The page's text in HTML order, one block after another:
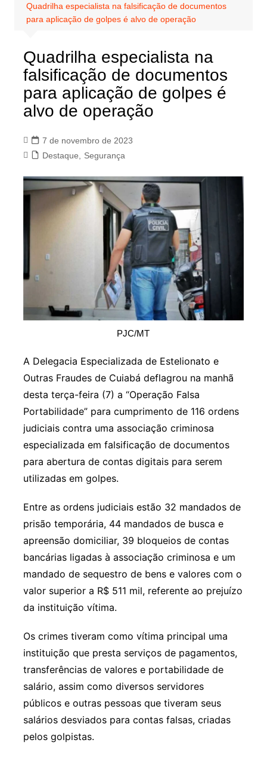
Quadrilha especialista na falsificação de documentos
para aplicação de golpes é alvo de operação
Quadrilha especialista na
falsificação de documentos
para aplicação de golpes é
alvo de operação
7 de novembro de 2023
Destaque
Segurança
PJC/MT
A Delegacia Especializada de Estelionato e
Outras Fraudes de Cuiabá deflagrou na manhã
desta terça-feira (7) a “Operação Falsa
Portabilidade” para cumprimento de 116 ordens
judiciais contra uma associação criminosa
especializada em falsificação de documentos
para abertura de contas digitais para serem
utilizadas em golpes.
Entre as ordens judiciais estão 32 mandados de
prisão temporária, 44 mandados de busca e
apreensão domiciliar, 39 bloqueios de contas
bancárias ligadas à associação criminosa e um
mandado de sequestro de bens e valores com o
valor superior a R$ 511 mil, referente ao prejuízo
da instituição vítima.
Os crimes tiveram como vítima principal uma
instituição que presta serviços de pagamentos,
transferências de valores e portabilidade de
salário, assim como diversos servidores
públicos e outras pessoas que tiveram seus
salários desviados para contas falsas, criadas
pelos golpistas.